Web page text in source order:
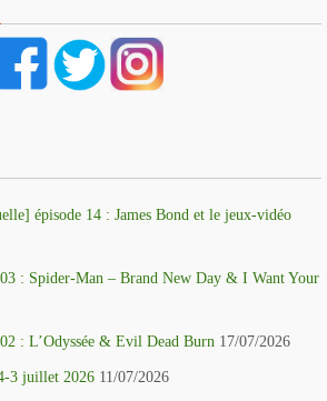
épisode 14 : James Bond et le jeux-vidéo
: Spider-Man – Brand New Day & I Want Your
: L’Odyssée & Evil Dead Burn 17/07/2026
3 juillet 2026 11/07/2026